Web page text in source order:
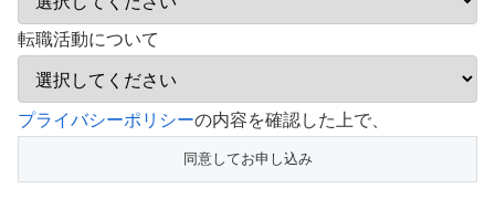
転職活動について
こ
フ
プライバシーポリシーの内容を確認した上で、